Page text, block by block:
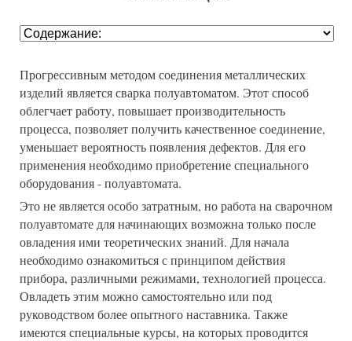
Прогрессивным методом соединения металлических
изделий является сварка полуавтоматом. Этот способ
облегчает работу, повышает производительность
процесса, позволяет получить качественное соединение,
уменьшает вероятность появления дефектов. Для его
применения необходимо приобретение специального
оборудования - полуавтомата.
Это не является особо затратным, но работа на сварочном
полуавтомате для начинающих возможна только после
овладения ими теоретических знаний. Для начала
необходимо ознакомиться с принципом действия
прибора, различными режимами, технологией процесса.
Овладеть этим можно самостоятельно или под
руководством более опытного наставника. Также
имеются специальные курсы, на которых проводится